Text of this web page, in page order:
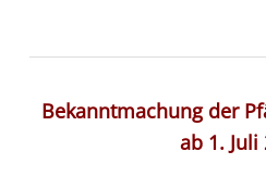
Bekanntmachung der
ab 1. Juli